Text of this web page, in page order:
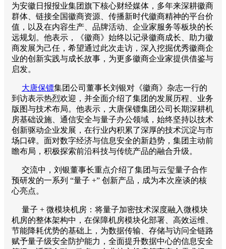
为安徽日报报业集团旗下核心财经媒体，多年来深耕徽商
群体、链接全国徽商资源、传播新时代徽商精神的平台价
值，以及在内容生产、品牌活动、企业家服务等板块的长
远规划。他表示，《徽商》始终以记录徽商成长、助力徽
商发展为己任，希望通过此次走访，深入挖掘优秀徽商企
业的创新实践与成长故事，为更多徽商企业家提供借鉴与
启发。
大唐保镖集团公司董事长刘银对《徽商》杂志一行的
到访表示热烈欢迎，并全面介绍了集团的发展历程、业务
版图与技术布局。他表示，大唐保镖集团公司长期深耕机
房基础设施、通信安全与量子办公领域，始终坚持以技术
创新驱动企业发展，在行业内积累了深厚的技术沉淀与市
场口碑。面对数字经济与信息安全的新趋势，集团主动前
瞻布局，积极探索前沿科技与传统产品的融合升级。
交流中，刘银董事长重点介绍了集团与云玺量子合作
预研发的一系列 “量子 +” 创新产品，成为本次座谈的核
心亮点。
量子 + 微模块机房：将量子加密技术深度融入微模块
机房的整体架构中，在保障机房模块化部署、高效运维、
节能降耗优势的基础上，为数据传输、存储与访问全链路
赋予量子级安全防护能力，全面提升数据中心的信息安全